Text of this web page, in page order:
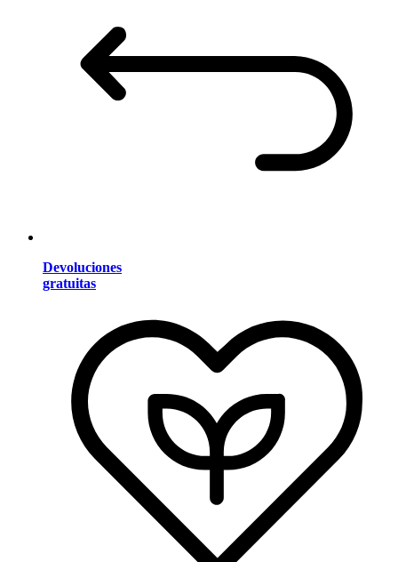
Devoluciones
gratuitas